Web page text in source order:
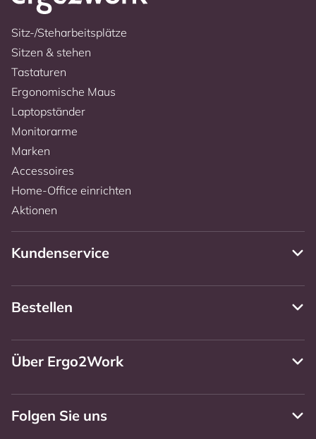
Sitz-/Steharbeitsplätze
Sitzen & stehen
Tastaturen
Ergonomische Maus
Laptopständer
Monitorarme
Marken
Accessoires
Home-Office einrichten
Aktionen
Kundenservice
Bestellen
Über Ergo2Work
Folgen Sie uns